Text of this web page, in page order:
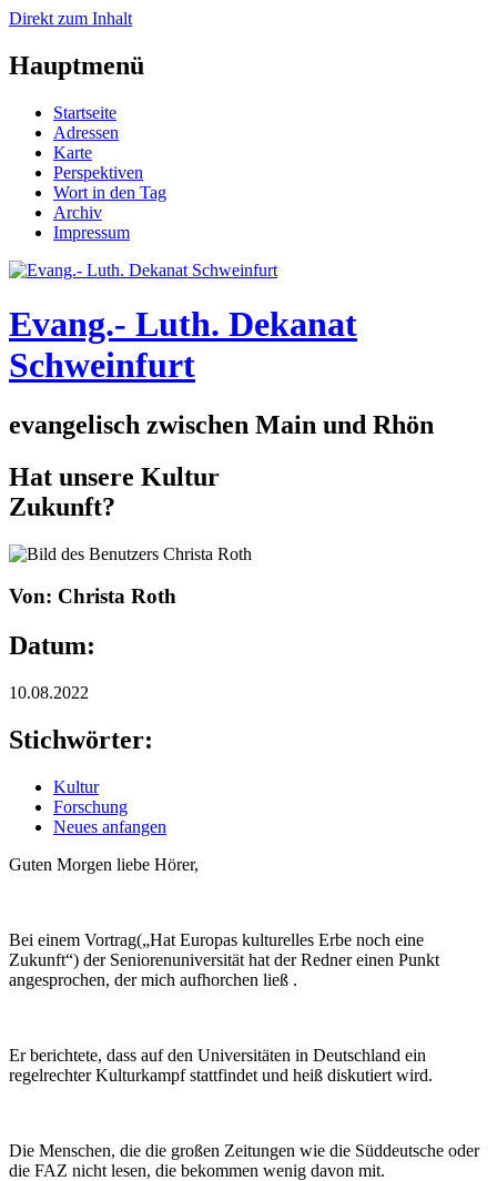
Direkt zum Inhalt
Hauptmenü
Startseite
Adressen
Karte
Perspektiven
Wort in den Tag
Archiv
Impressum
Evang.- Luth. Dekanat
Schweinfurt
evangelisch zwischen Main und Rhön
Hat unsere Kultur
Zukunft?
Von: Christa Roth
Datum:
10.08.2022
Stichwörter:
Kultur
Forschung
Neues anfangen
Guten Morgen liebe Hörer,
Bei einem Vortrag(„Hat Europas kulturelles Erbe noch eine
Zukunft“) der Seniorenuniversität hat der Redner einen Punkt
angesprochen, der mich aufhorchen ließ .
Er berichtete, dass auf den Universitäten in Deutschland ein
regelrechter Kulturkampf stattfindet und heiß diskutiert wird.
Die Menschen, die die großen Zeitungen wie die Süddeutsche oder
die FAZ nicht lesen, die bekommen wenig davon mit.